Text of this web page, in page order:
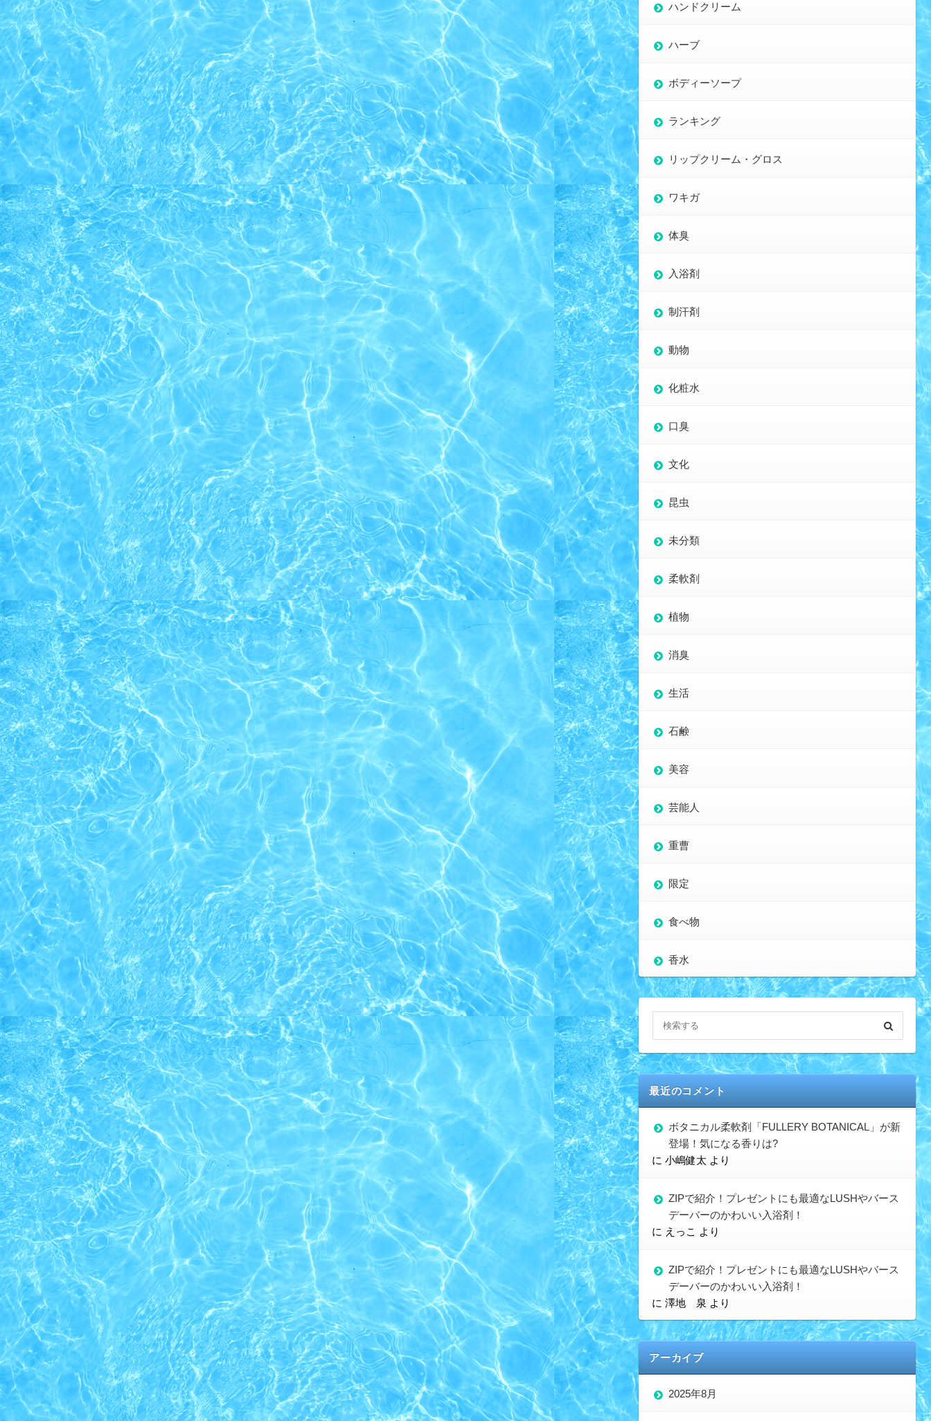
ハンドクリーム
ハーブ
ボディーソープ
ランキング
リップクリーム・グロス
ワキガ
体臭
入浴剤
制汗剤
動物
化粧水
口臭
文化
昆虫
未分類
柔軟剤
植物
消臭
生活
石鹸
美容
芸能人
重曹
限定
食べ物
香水
最近のコメント
ボタニカル柔軟剤「FULLERY BOTANICAL」が新
登場！気になる香りは?
に 小嶋健太 より
ZIPで紹介！プレゼントにも最適なLUSHやバース
デーバーのかわいい入浴剤！
に えっこ より
ZIPで紹介！プレゼントにも最適なLUSHやバース
デーバーのかわいい入浴剤！
に 澤地 泉 より
アーカイブ
2025年8月